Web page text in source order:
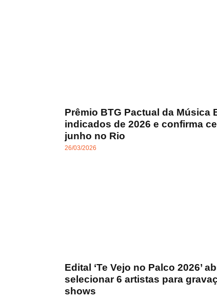
Prêmio BTG Pactual da Música
indicados de 2026 e confirma
junho no Rio
26/03/2026
Edital ‘Te Vejo no Palco 2026’
selecionar 6 artistas para
shows